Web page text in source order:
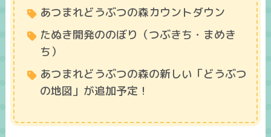
あつまれどうぶつの森カウントダウン
たぬき開発ののぼり（つぶきち・まめき
ち）
あつまれどうぶつの森の新しい「どうぶつ
の地図」が追加予定！